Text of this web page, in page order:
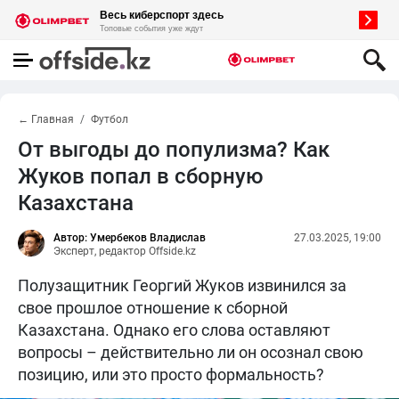
← Главная Футбол
От выгоды до популизма? Как
Жуков попал в сборную
Казахстана
Автор: Умербеков Владислав
Эксперт, редактор Offside.kz
27.03.2025, 19:00
Полузащитник Георгий Жуков извинился за
свое прошлое отношение к сборной
Казахстана. Однако его слова оставляют
вопросы – действительно ли он осознал свою
позицию, или это просто формальность?